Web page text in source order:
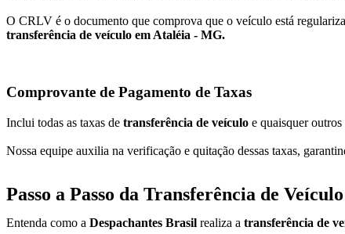
O CRLV é o documento que comprova que o veículo está
transferência de veículo em Ataléia - MG.
Comprovante de Pagamento de Taxas
Inclui todas as taxas de transferência de veículo e quaisquer
Nossa equipe auxilia na verificação e quitação dessas taxas,
Passo a Passo da Transferência de
Entenda como a Despachantes Brasil realiza a transferência de